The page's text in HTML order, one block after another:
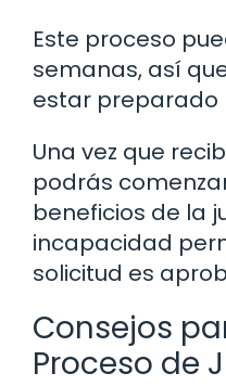
Este proceso
semanas, así
estar preparado
Una vez que
podrás
beneficios de la
incapacidad
solicitud es
Consejos
Proceso de